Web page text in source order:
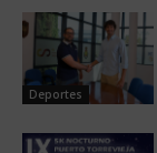
Deportes